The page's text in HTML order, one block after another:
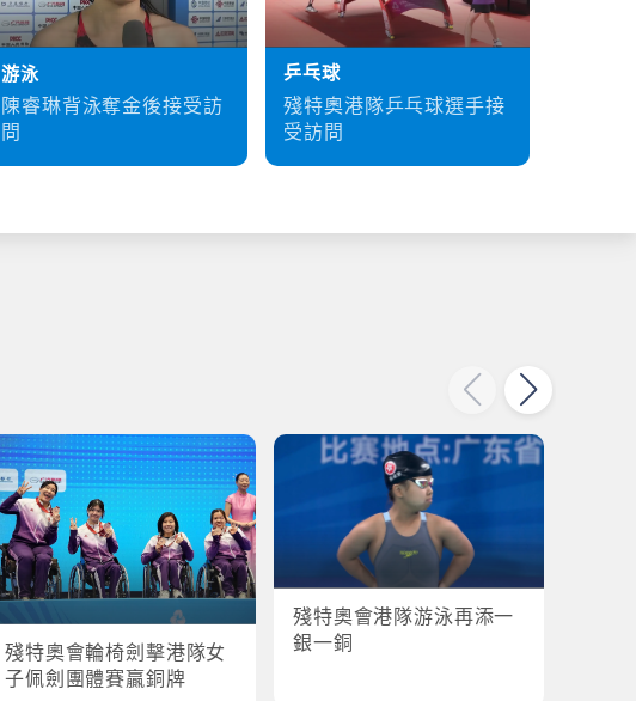
游泳
陳睿琳背泳奪金後接受訪
問
乒乓球
殘特奧港隊乒乓球選手接
受訪問
殘特奧會輪椅劍擊港隊女
子佩劍團體賽贏銅牌
殘特奧會港隊游泳再添一
銀一銅